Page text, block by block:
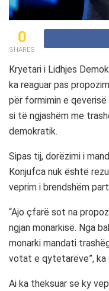
0
SHARES
Kryetari i Lidhjes
ka reaguar pas
për formimin e
si të ngjashëm me
demokratik.
Sipas tij, dorëzimi i
Konjufca nuk është
veprim i brendshëm
“Ajo çfarë sot na
ngjan monarkisë. Nga
monarki mandati
votat e qytetarëve”, ka
Ai ka theksuar se ky